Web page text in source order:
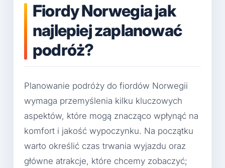
Fiordy Norwegia jak
najlepiej zaplanować
podróż?
Planowanie podróży do fiordów Norwegii
wymaga przemyślenia kilku kluczowych
aspektów, które mogą znacząco wpłynąć na
komfort i jakość wypoczynku. Na początku
warto określić czas trwania wyjazdu oraz
główne atrakcje, które chcemy zobaczyć;